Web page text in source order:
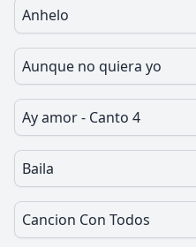
Anhelo
Aunque no quiera yo
Ay amor - Canto 4
Baila
Cancion Con Todos